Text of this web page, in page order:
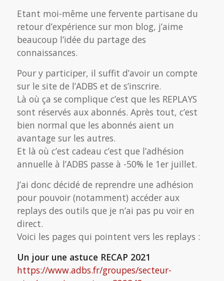
Etant moi-même une fervente partisane du
retour d’expérience sur mon blog, j’aime
beaucoup l’idée du partage des
connaissances.
Pour y participer, il suffit d’avoir un compte
sur le site de l’ADBS et de s’inscrire.
Là où ça se complique c’est que les REPLAYS
sont réservés aux abonnés. Après tout, c’est
bien normal que les abonnés aient un
avantage sur les autres.
Et là où c’est cadeau c’est que l’adhésion
annuelle à l’ADBS passe à -50% le 1er juillet.
J’ai donc décidé de reprendre une adhésion
pour pouvoir (notamment) accéder aux
replays des outils que je n’ai pas pu voir en
direct.
Voici les pages qui pointent vers les replays :
Un jour une astuce RECAP 2021
https://www.adbs.fr/groupes/secteur-